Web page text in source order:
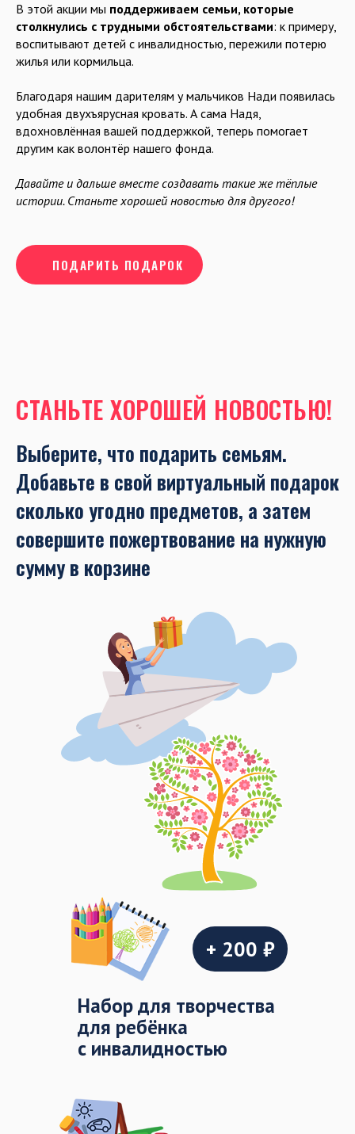
В этой акции мы поддерживаем семьи, которые
столкнулись с трудными обстоятельствами: к примеру,
воспитывают детей с инвалидностью, пережили потерю
жилья или кормильца.
Благодаря нашим дарителям у мальчиков Нади появилась
удобная двухъярусная кровать. А сама Надя,
вдохновлённая вашей поддержкой, теперь помогает
другим как волонтёр нашего фонда.
Давайте и дальше вместе создавать такие же тёплые
истории. Станьте хорошей новостью для другого!
ПОДАРИТЬ ПОДАРОК
СТАНЬТЕ ХОРОШЕЙ НОВОСТЬЮ!
Выберите, что подарить семьям.
Добавьте в свой виртуальный подарок
сколько угодно предметов, а затем
совершите пожертвование на нужную
сумму в корзине
Набор для творчества
для ребёнка
с инвалидностью
+ 200 ₽